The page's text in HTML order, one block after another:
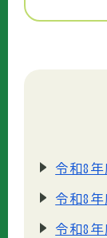
令和8